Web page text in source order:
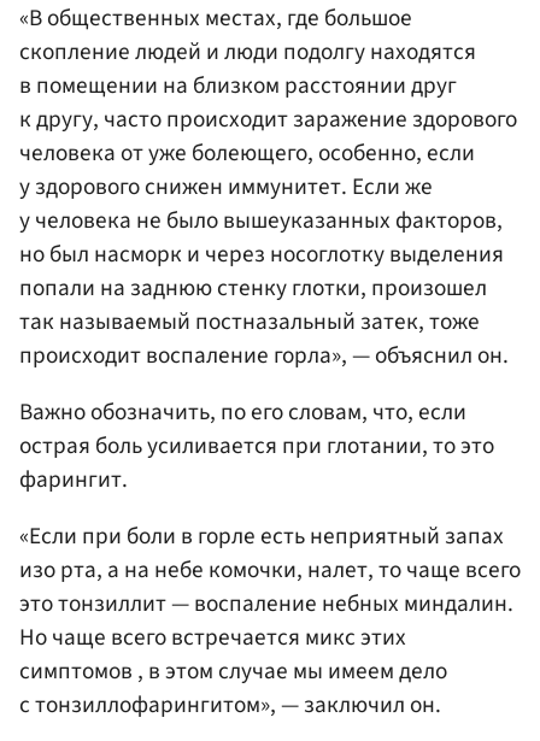
«В общественных местах, где большое
скопление людей и люди подолгу находятся
в помещении на близком расстоянии друг
к другу, часто происходит заражение здорового
человека от уже болеющего, особенно, если
у здорового снижен иммунитет. Если же
у человека не было вышеуказанных факторов,
но был насморк и через носоглотку выделения
попали на заднюю стенку глотки, произошел
так называемый постназальный затек, тоже
происходит воспаление горла», — объяснил он.
Важно обозначить, по его словам, что, если
острая боль усиливается при глотании, то это
фарингит.
«Если при боли в горле есть неприятный запах
изо рта, а на небе комочки, налет, то чаще всего
это тонзиллит — воспаление небных миндалин.
Но чаще всего встречается микс этих
симптомов , в этом случае мы имеем дело
с тонзиллофарингитом», — заключил он.